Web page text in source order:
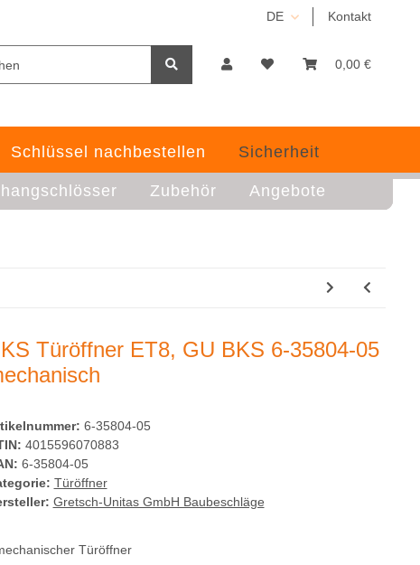
DE Kontakt
0,00 €
Schlüssel nachbestellen Sicherheit
Zubehör Angebote
Türöffner ET8, GU BKS 6-35804-05
6-35804-05
4015596070883
6-35804-05
Türöffner
Gretsch-Unitas GmbH Baubeschläge
Türöffner